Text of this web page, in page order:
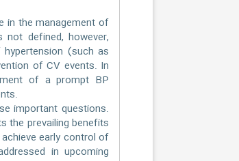
in the management of
defined, however,
(such as
of CV events. In
of a prompt BP
important questions.
the prevailing benefits
early control of
in upcoming